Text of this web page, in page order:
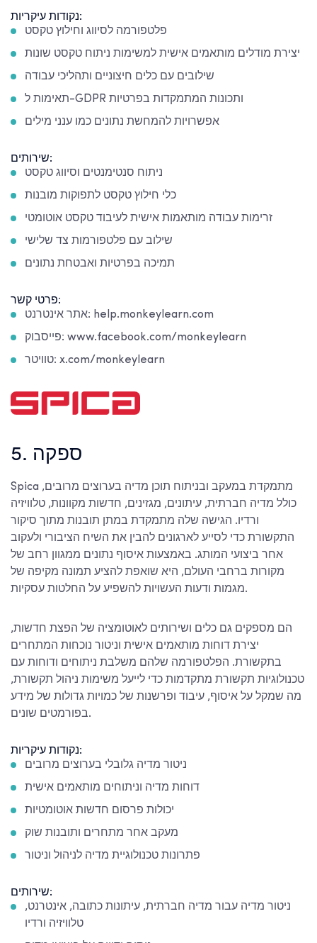
נקודות עיקריות:
פלטפורמה לסיווג וחילוץ טקסט
יצירת מודלים מותאמים אישית למשימות ניתוח טקסט שונות
שילובים עם כלים חיצוניים ותהליכי עבודה
תאימות ל-GDPR ותכונות המתמקדות בפרטיות
אפשרויות להמחשת נתונים כמו ענני מילים
שירותים:
ניתוח סנטימנטים וסיווג טקסט
כלי חילוץ טקסט לתפוקות מובנות
זרימות עבודה מותאמות אישית לעיבוד טקסט אוטומטי
שילוב עם פלטפורמות צד שלישי
תמיכה בפרטיות ואבטחת נתונים
פרטי קשר:
אתר אינטרנט: help.monkeylearn.com
פייסבוק: www.facebook.com/monkeylearn
טוויטר: x.com/monkeylearn
5. ספקה
Spica מתמקדת במעקב ובניתוח תוכן מדיה בערוצים מרובים,
כולל מדיה חברתית, עיתונים, מגזינים, חדשות מקוונות, טלוויזיה
ורדיו. הגישה שלה מתמקדת במתן תובנות מתוך סיקור
התקשורת כדי לסייע לארגונים להבין את השיח הציבורי ולעקוב
אחר ביצועי המותג. באמצעות איסוף נתונים ממגוון רחב של
מקורות ברחבי העולם, היא שואפת להציע תמונה מקיפה של
מגמות ודעות העשויות להשפיע על החלטות עסקיות.
הם מספקים גם כלים ושירותים לאוטומציה של הפצת חדשות,
יצירת דוחות מותאמים אישית וניטור נוכחות המתחרים
בתקשורת. הפלטפורמה שלהם משלבת ניתוחים ודוחות עם
טכנולוגיות תקשורת מתקדמות כדי לייעל משימות ניהול תקשורת,
מה שמקל על איסוף, עיבוד ופרשנות של כמויות גדולות של מידע
בפורמטים שונים.
נקודות עיקריות:
ניטור מדיה גלובלי בערוצים מרובים
דוחות מדיה וניתוחים מותאמים אישית
יכולות פרסום חדשות אוטומטיות
מעקב אחר מתחרים ותובנות שוק
פתרונות טכנולוגיית מדיה לניהול וניטור
שירותים:
ניטור מדיה עבור מדיה חברתית, עיתונות כתובה, אינטרנט,
טלוויזיה ורדיו